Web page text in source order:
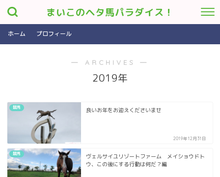
まいこのヘタ馬パラダイス！
ホーム プロフィール
― ARCHIVES ―
2019年
競馬 良いお年をお迎えくださいませ
2019年12月31日
競馬
ヴェルサイユリゾートファーム メイショウドト
ウ、この後にする行動は何だ？編